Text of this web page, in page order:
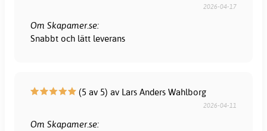
2026-04-17
Om Skapamer.se:
Snabbt och lätt leverans
(5 av 5) av Lars Anders Wahlborg
2026-04-11
Om Skapamer.se: